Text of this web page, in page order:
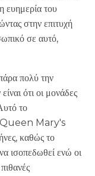
ευημερία του
στην επιτυχή
σε αυτό,
πολύ την
ότι οι μονάδες
το
Queen Mary's
καθώς το
ισοπεδωθεί ενώ οι